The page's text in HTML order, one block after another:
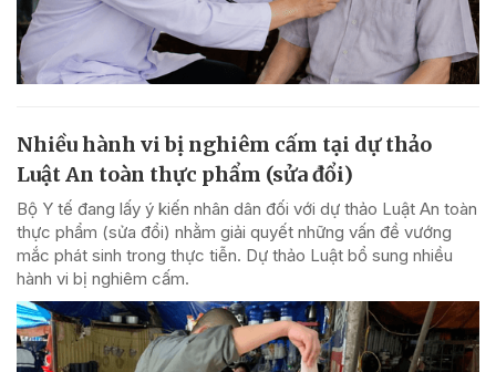
Nhiều hành vi bị nghiêm cấm tại dự thảo
Luật An toàn thực phẩm (sửa đổi)
Bộ Y tế đang lấy ý kiến nhân dân đối với dự thảo Luật An toàn
thực phẩm (sửa đổi) nhằm giải quyết những vấn đề vướng
mắc phát sinh trong thực tiễn. Dự thảo Luật bổ sung nhiều
hành vi bị nghiêm cấm.